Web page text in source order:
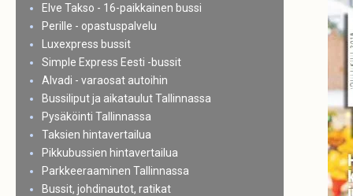
Elve Takso - 16-paikkainen bussi
Perille - opastuspalvelu
Luxexpress bussit
Simple Express Eesti -bussit
Alvadi - varaosat autoihin
Bussiliput ja aikataulut Tallinnassa
Pysäköinti Tallinnassa
Taksien hintavertailua
Pikkubussien hintavertailua
Parkkeeraaminen Tallinnassa
Bussit, johdinautot, ratikat